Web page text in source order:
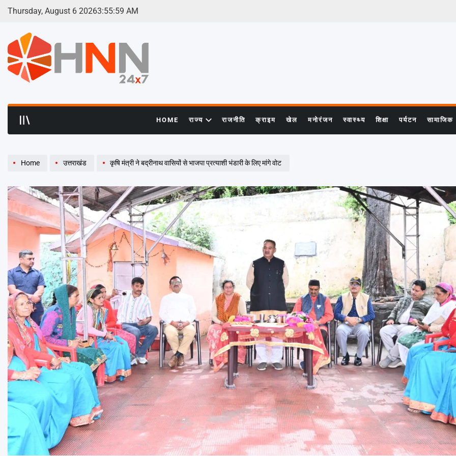
Skip
Thursday, August 6 20263:56:00 AM
HOME राज्य राजनीति क्राइम खेल मनोरंजन स्वास्थ्य शिक्षा पर्यटन सामाजिक
Home उत्तराखंड कृषि मंत्री ने बद्रीनाथ वासियों से भाजपा प्रत्याशी भंडारी के लिए मांगे वोट